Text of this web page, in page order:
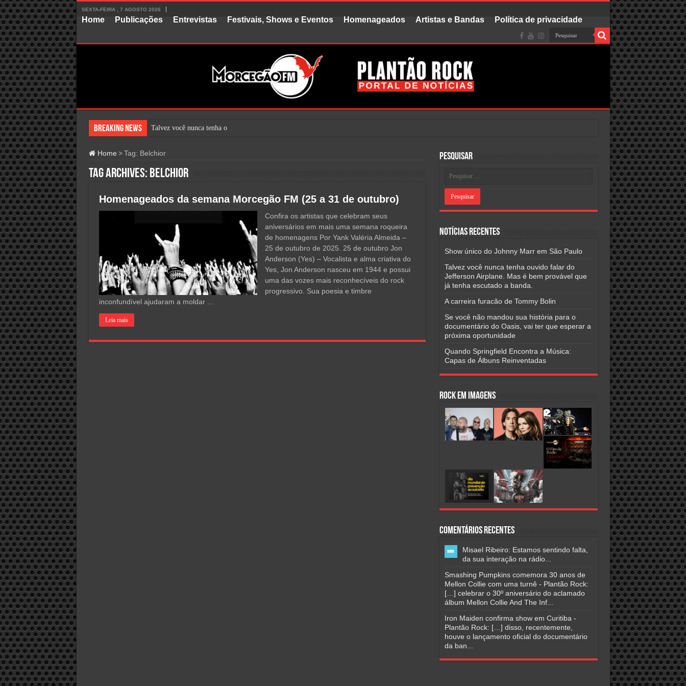
SEXTA-FEIRA , 7 AGOSTO 2026
Home Publicações Entrevistas Festivais, Shows e Eventos Homenageados Artistas e Bandas Política de privacidade
Breaking News Talvez você nunca tenha ouvido fala
Home > Tag: Belchior
Tag Archives: Belchior
Homenageados da semana Morcegão FM (25 a 31 de outubro)
Confira os artistas que celebram seus
aniversários em mais uma semana roqueira
de homenagens Por Yank Valéria Almeida –
25 de outubro de 2025. 25 de outubro Jon
Anderson (Yes) – Vocalista e alma criativa do
Yes, Jon Anderson nasceu em 1944 e possui
uma das vozes mais reconhecíveis do rock
progressivo. Sua poesia e timbre
inconfundível ajudaram a moldar …
Leia mais
Pesquisar
Notícias Recentes
Show único do Johnny Marr em São Paulo
Talvez você nunca tenha ouvido falar do
Jefferson Airplane. Mas é bem provável que
já tenha escutado a banda.
A carreira furacão de Tommy Bolin
Se você não mandou sua história para o
documentário do Oasis, vai ter que esperar a
próxima oportunidade
Quando Springfield Encontra a Música:
Capas de Álbuns Reinventadas
Rock em Imagens
Comentários Recentes
Misael Ribeiro: Estamos sentindo falta,
da sua interação na rádio...
Smashing Pumpkins comemora 30 anos de
Mellon Collie com uma turnê - Plantão Rock:
[…] celebrar o 30º aniversário do aclamado
álbum Mellon Collie And The Inf...
Iron Maiden confirma show em Curitiba -
Plantão Rock: […] disso, recentemente,
houve o lançamento oficial do documentário
da ban...